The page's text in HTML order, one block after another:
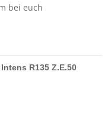
bei euch
R135 Z.E.50